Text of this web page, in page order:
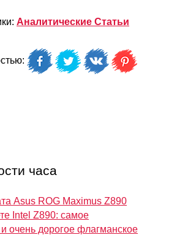
Аналитические Статьи
часа
Asus ROG Maximus Z890
Intel Z890: самое
очень дорогое флагманское